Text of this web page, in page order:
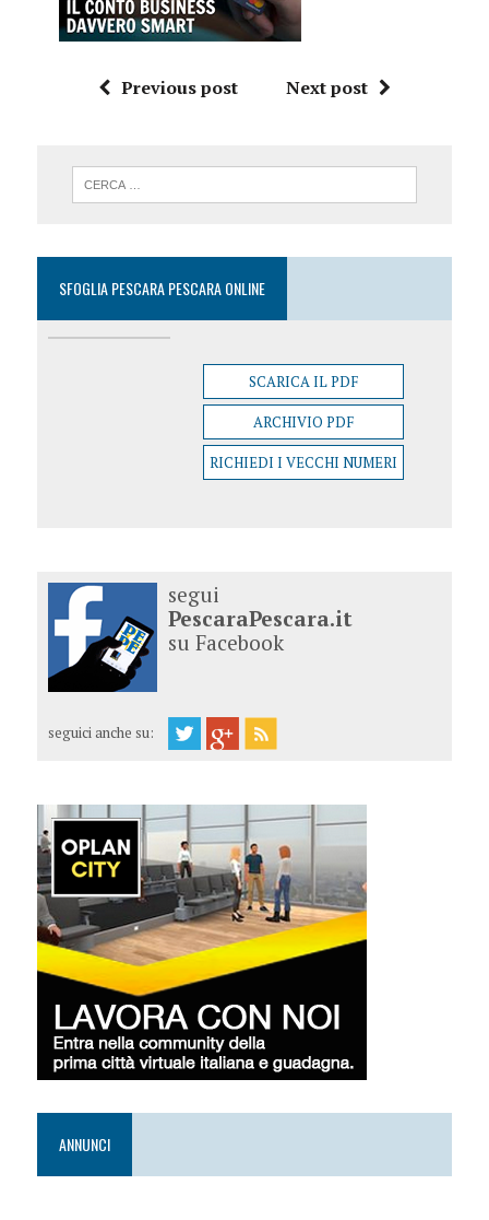
Previous post Next post
SFOGLIA PESCARA PESCARA ONLINE
SCARICA IL PDF
ARCHIVIO PDF
RICHIEDI I VECCHI NUMERI
segui
PescaraPescara.it
su Facebook
seguici anche su:
ANNUNCI